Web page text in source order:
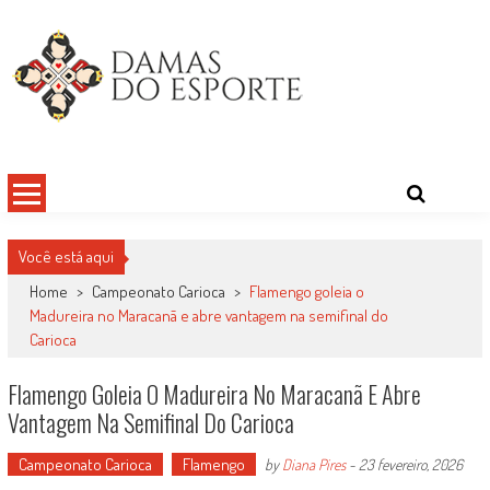
content
Você está aqui
Home > Campeonato Carioca > Flamengo goleia o
Madureira no Maracanã e abre vantagem na semifinal do
Carioca
Flamengo Goleia O Madureira No Maracanã E Abre
Vantagem Na Semifinal Do Carioca
Campeonato Carioca Flamengo byDiana Pires- 23 fevereiro, 2026